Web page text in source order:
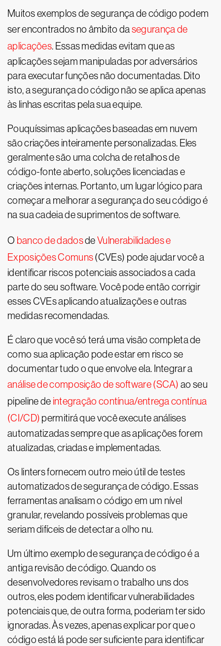
Muitos exemplos de segurança de código podem
ser encontrados no âmbito da segurança de
aplicações. Essas medidas evitam que as
aplicações sejam manipuladas por adversários
para executar funções não documentadas. Dito
isto, a segurança do código não se aplica apenas
às linhas escritas pela sua equipe.
Pouquíssimas aplicações baseadas em nuvem
são criações inteiramente personalizadas. Eles
geralmente são uma colcha de retalhos de
código-fonte aberto, soluções licenciadas e
criações internas. Portanto, um lugar lógico para
começar a melhorar a segurança do seu código é
na sua cadeia de suprimentos de software.
O banco de dadosdeVulnerabilidades e
Exposições Comuns(CVEs) pode ajudar você a
identificar riscos potenciais associados a cada
parte do seu software. Você pode então corrigir
esses CVEs aplicando atualizações e outras
medidas recomendadas.
É claro que você só terá uma visão completa de
como sua aplicação pode estar em risco se
documentar tudo o que envolve ela. Integrar a
análise de composição de software (SCA) ao seu
pipeline de integração contínua/entrega contínua
(CI/CD) permitirá que você execute análises
automatizadas sempre que as aplicações forem
atualizadas, criadas e implementadas.
Os linters fornecem outro meio útil de testes
automatizados de segurança de código. Essas
ferramentas analisam o código em um nível
granular, revelando possíveis problemas que
seriam difíceis de detectar a olho nu.
Um último exemplo de segurança de código é a
antiga revisão de código. Quando os
desenvolvedores revisam o trabalho uns dos
outros, eles podem identificar vulnerabilidades
potenciais que, de outra forma, poderiam ter sido
ignoradas. Às vezes, apenas explicar por que o
código está lá pode ser suficiente para identificar